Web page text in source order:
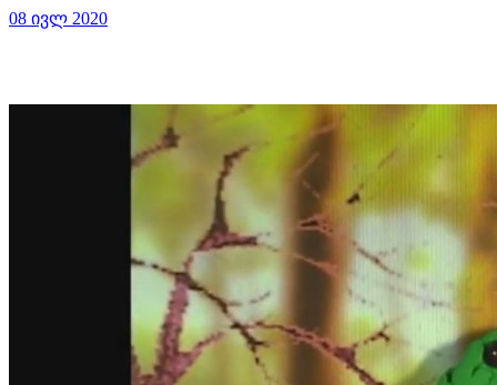
08 ივლ 2020